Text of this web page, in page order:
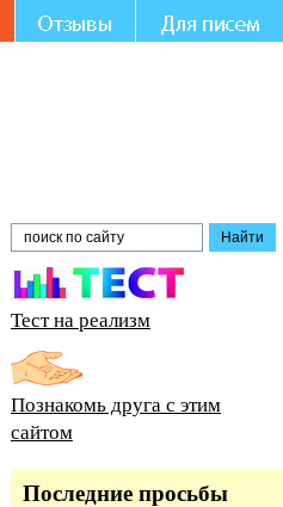
Тест на реализм
Познакомь друга с этим
сайтом
Последние просьбы